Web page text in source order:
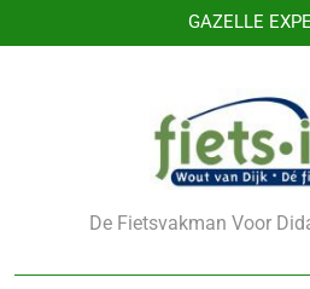
naar
GAZELLE
VERKLEIN DE KANS OP
GAZELLE
VERKLEIN DE KANS OP
De Fietsvakman Voor